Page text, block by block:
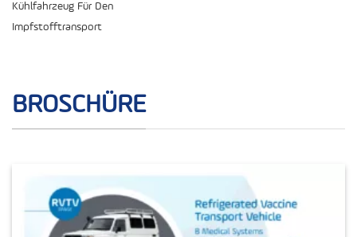
Kühlfahrzeug Für Den
Impfstofftransport
BROSCHÜRE